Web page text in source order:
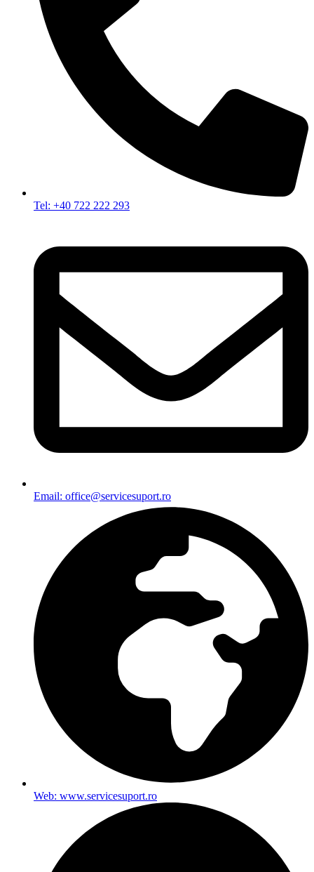
Tel: +40 722 222 293
Email: office@servicesuport.ro
Web: www.servicesuport.ro